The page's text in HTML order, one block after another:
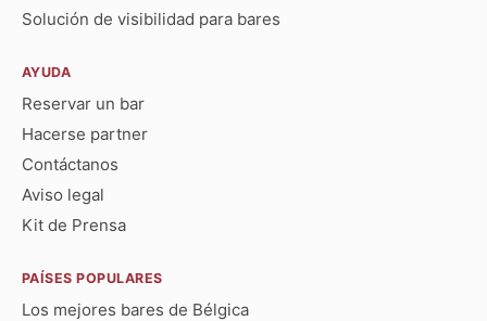
Solución de visibilidad para bares
AYUDA
Reservar un bar
Hacerse partner
Contáctanos
Aviso legal
Kit de Prensa
PAÍSES POPULARES
Los mejores bares de Bélgica